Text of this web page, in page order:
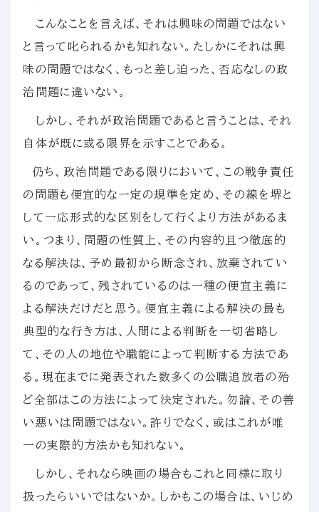
こんなことを言えば、それは興味の問題ではない
と言って叱られるかも知れない。たしかにそれは興
味の問題ではなく、もっと差し迫った、否応なしの政
治問題に違いない。
しかし、それが政治問題であると言うことは、それ
自体が既に或る限界を示すことである。
仍ち、政治問題である限りにおいて、この戦争責任
の問題も便宜的な一定の規準を定め、その線を堺と
して一応形式的な区別をして行くより方法があるま
い。つまり、問題の性質上、その内容的且つ徹底的
なる解決は、予め最初から断念され、放棄されてい
るのであって、残されているのは一種の便宜主義に
よる解決だけだと思う。便宜主義による解決の最も
典型的な行き方は、人間による判断を一切省略し
て、その人の地位や職能によって判断する方法であ
る。現在までに発表された数多くの公職追放者の殆
ど全部はこの方法によって決定された。勿論、その善
い悪いは問題ではない。許りでなく、或はこれが唯
一の実際的方法かも知れない。
しかし、それなら映画の場合もこれと同様に取り
扱ったらいいではないか。しかもこの場合は、いじめ